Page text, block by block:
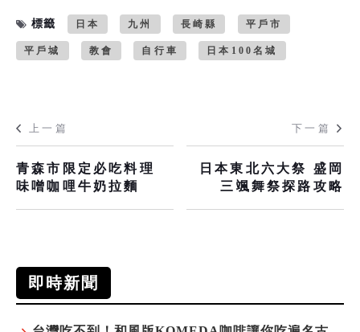
標籤 日本 九州 長崎縣 平戶市
平戶城 教會 自行車 日本100名城
上一篇
青森市限定必吃料理
味噌咖哩牛奶拉麵
下一篇
日本東北六大祭 盛岡
三颯舞祭探路攻略
即時新聞